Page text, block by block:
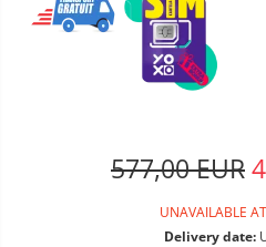
577,00 EUR
UNAVAILABLE
Delivery date: